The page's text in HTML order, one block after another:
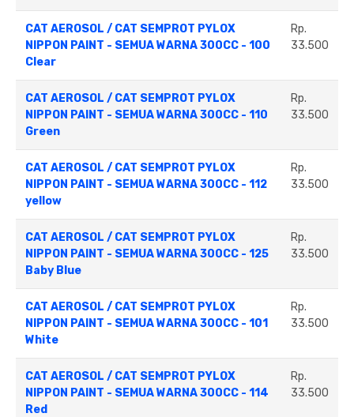
CAT AEROSOL / CAT SEMPROT PYLOX
NIPPON PAINT - SEMUA WARNA 300CC - 100
Clear
Rp.
33.500
CAT AEROSOL / CAT SEMPROT PYLOX
NIPPON PAINT - SEMUA WARNA 300CC - 110
Green
Rp.
33.500
CAT AEROSOL / CAT SEMPROT PYLOX
NIPPON PAINT - SEMUA WARNA 300CC - 112
yellow
Rp.
33.500
CAT AEROSOL / CAT SEMPROT PYLOX
NIPPON PAINT - SEMUA WARNA 300CC - 125
Baby Blue
Rp.
33.500
CAT AEROSOL / CAT SEMPROT PYLOX
NIPPON PAINT - SEMUA WARNA 300CC - 101
White
Rp.
33.500
CAT AEROSOL / CAT SEMPROT PYLOX
NIPPON PAINT - SEMUA WARNA 300CC - 114
Red
Rp.
33.500